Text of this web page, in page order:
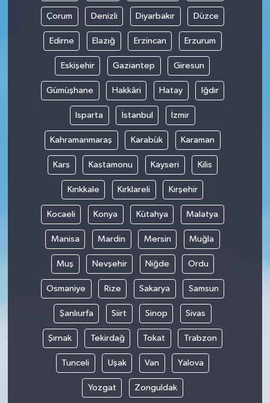
Çorum Denizli Diyarbakır Düzce
Edirne Elazığ Erzincan Erzurum
Eskişehir Gaziantep Giresun
Gümüşhane Hakkâri Hatay Iğdır
Isparta İstanbul İzmir
Kahramanmaraş Karabük Karaman
Kars Kastamonu Kayseri Kilis
Kırıkkale Kırklareli Kırşehir
Kocaeli Konya Kütahya Malatya
Manisa Mardin Mersin Muğla
Muş Nevşehir Niğde Ordu
Osmaniye Rize Sakarya Samsun
Şanlıurfa Siirt Sinop Sivas
Şırnak Tekirdağ Tokat Trabzon
Tunceli Uşak Van Yalova
Yozgat Zonguldak